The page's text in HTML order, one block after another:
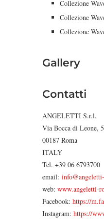
Collezione
Collezione
Collezione
Gallery
Contatti
ANGELETTI S.r.l.
Via Bocca di Leone,
00187 Roma
ITALY
Tel. +39 06 6793700
email:
web: www.angeletti-
Facebook: https://
Instagram: https://